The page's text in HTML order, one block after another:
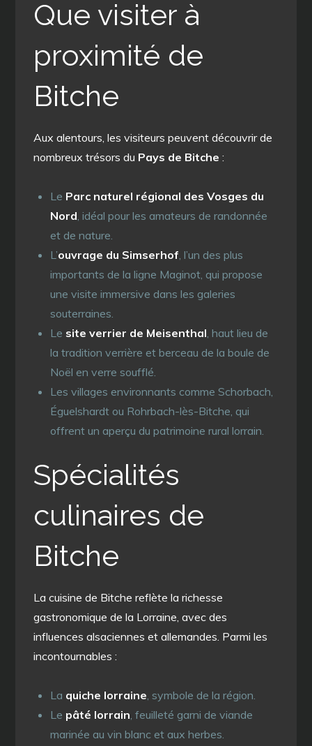
Que visiter à
proximité de
Bitche
Aux alentours, les visiteurs peuvent découvrir de
nombreux trésors du Pays de Bitche :
Le Parc naturel régional des Vosges du
Nord, idéal pour les amateurs de randonnée
et de nature.
L’ouvrage du Simserhof, l’un des plus
importants de la ligne Maginot, qui propose
une visite immersive dans les galeries
souterraines.
Le site verrier de Meisenthal, haut lieu de
la tradition verrière et berceau de la boule de
Noël en verre soufflé.
Les villages environnants comme Schorbach,
Éguelshardt ou Rohrbach-lès-Bitche, qui
offrent un aperçu du patrimoine rural lorrain.
Spécialités
culinaires de
Bitche
La cuisine de Bitche reflète la richesse
gastronomique de la Lorraine, avec des
influences alsaciennes et allemandes. Parmi les
incontournables :
La quiche lorraine, symbole de la région.
Le pâté lorrain, feuilleté garni de viande
marinée au vin blanc et aux herbes.